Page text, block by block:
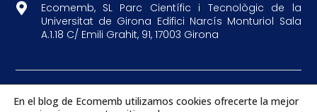

Ecomemb, SL Parc Científic i Tecnològic de la
Universitat de Girona Edifici Narcís Monturiol Sala
A.1.18 C/ Emili Grahit, 91, 17003 Girona
Copyright © 2026 RecycledMembranes. Más de 10 años
En el blog de Ecomemb utilizamos cookies ofrecerte la mejor